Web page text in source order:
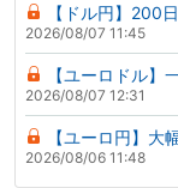
【ドル円】200
2026/08/07 11:45
【ユーロドル
2026/08/07 12:31
【ユーロ円】大
2026/08/06 11:48